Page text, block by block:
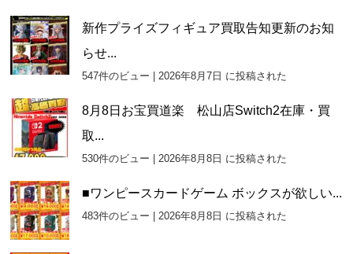
新作プライズフィギュア買取告知更新のお知
らせ...
547件のビュー 2026年8月7日 に投稿された
8月8日お宝買道楽 松山店Switch2在庫・買
取...
530件のビュー 2026年8月8日 に投稿された
■ワンピースカードゲーム ボックスが欲しい...
483件のビュー 2026年8月8日 に投稿された